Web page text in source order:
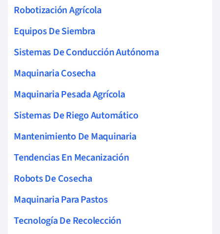
Robotización Agrícola
Equipos De Siembra
Sistemas De Conducción Autónoma
Maquinaria Cosecha
Maquinaria Pesada Agrícola
Sistemas De Riego Automático
Mantenimiento De Maquinaria
Tendencias En Mecanización
Robots De Cosecha
Maquinaria Para Pastos
Tecnología De Recolección